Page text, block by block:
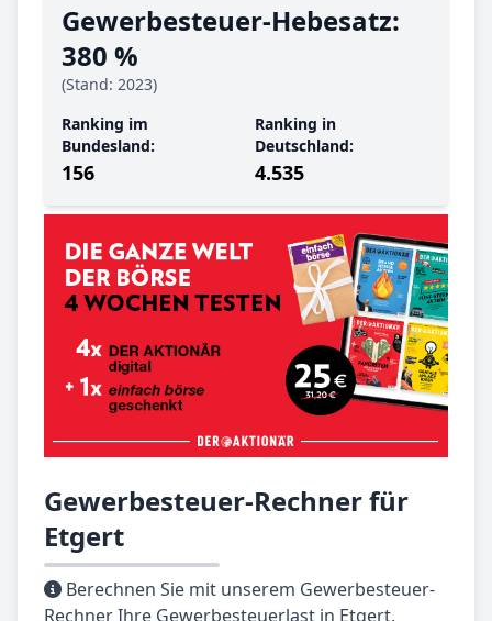
Gewerbe­steuer-Hebe­satz:
380 %
(Stand: 2023)
Ranking im
Bundesland:
156
Ranking in
Deutschland:
4.535
Gewerbesteuer-Rechner für
Etgert
Berechnen Sie mit unserem Gewerbesteuer-
Rechner Ihre Gewerbesteuerlast in Etgert.